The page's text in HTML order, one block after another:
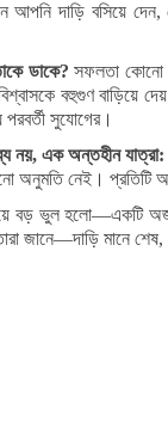
আপনি দাড়ি বসিয়ে
ডাকে? সফলতা কোনো
বহুগুণ বাড়িয়ে
সুযোগের।
নয়, এক অন্তহীন যাত্রা:
অনুমতি নেই।
বড় ভুল হলো—একটি
জানে—দাড়ি মানে